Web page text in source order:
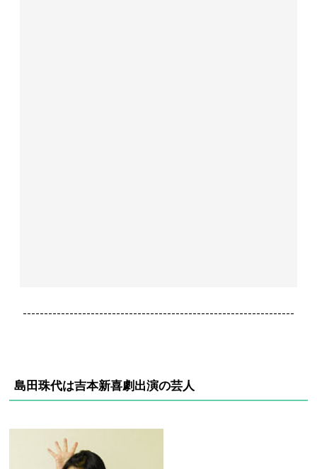
----------------------------------------------------------------
島田珠代は吉本新喜劇出演の芸人